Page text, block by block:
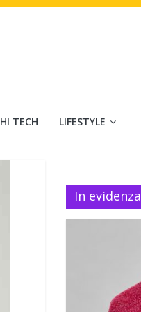
HI TECH LIFESTYLE
In evidenza